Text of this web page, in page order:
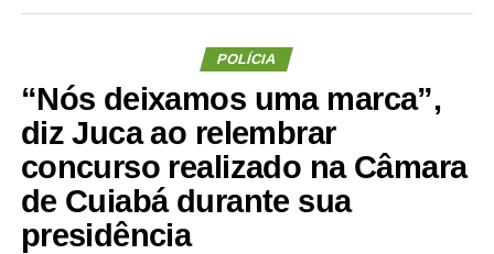
POLÍCIA
“Nós deixamos uma marca”,
diz Juca ao relembrar
concurso realizado na Câmara
de Cuiabá durante sua
presidência